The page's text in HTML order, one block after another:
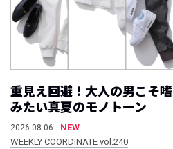
重見え回避！大人の男こそ嗜
みたい真夏のモノトーン
2026.08.06
NEW
WEEKLY COORDINATE vol.240